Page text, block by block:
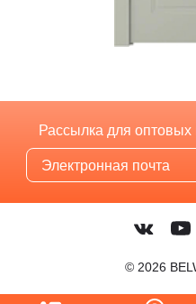
Рассылка для оптовых
© 2026